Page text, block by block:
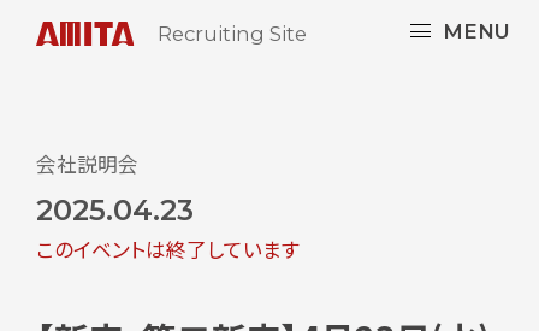
Recruiting Site MENU
会社説明会
2025.04.23
このイベントは終了しています